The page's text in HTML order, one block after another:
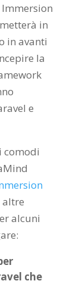
in
in avanti
la
e
comodi
alcuni
che